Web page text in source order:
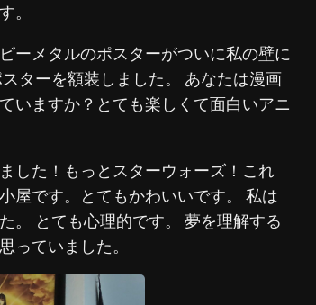
。
ーメタルのポスターがついに私の壁に
ターを額装しました。 あなたは漫画
いますか？とても楽しくて面白いアニ
した！もっとスターウォーズ！これ
屋です。とてもかわいいです。 私は
。 とても心理的です。 夢を理解する
っていました。